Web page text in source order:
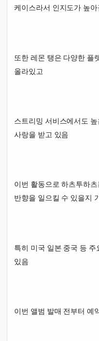
케이스라서 인지도가 높아
또한 레몬 탱은 다양한 플
올라있고
스트리밍 서비스에서도
사랑을 받고 있음
이번 활동으로 하츠투하
반향을 일으킬 수 있을지
특히 미국 일본 중국 등
있음
이번 앨범 발매 전부터 예